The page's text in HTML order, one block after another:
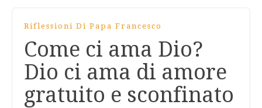
Riflessioni Di Papa Francesco
Come ci ama Dio?
Dio ci ama di amore
gratuito e sconfinato